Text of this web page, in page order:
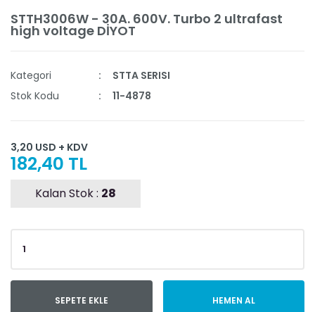
STTH3006W - 30A. 600V. Turbo 2 ultrafast
high voltage DİYOT
Kategori
STTA SERISI
Stok Kodu
11-4878
3,20 USD + KDV
182,40 TL
Kalan Stok : 28
SEPETE EKLE HEMEN AL